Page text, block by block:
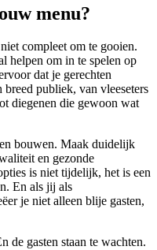
menu?
compleet om te gooien.
helpen om in te spelen op
dat je gerechten
publiek, van vleeseters
diegenen die gewoon wat
bouwen. Maak duidelijk
en gezonde
is niet tijdelijk, het is een
En als jij als
je niet alleen blije gasten,
de gasten staan te wachten.